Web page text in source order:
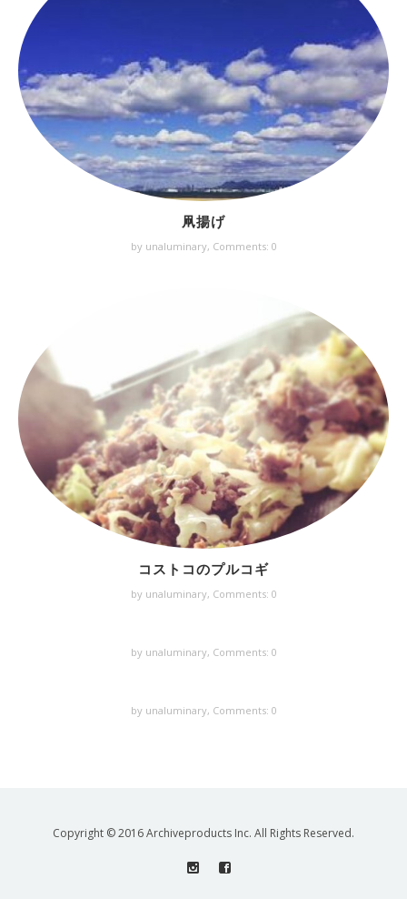
凧揚げ
by unaluminary, Comments: 0
コストコのプルコギ
by unaluminary, Comments: 0
by unaluminary, Comments: 0
by unaluminary, Comments: 0
Copyright © 2016 Archiveproducts Inc. All Rights Reserved.